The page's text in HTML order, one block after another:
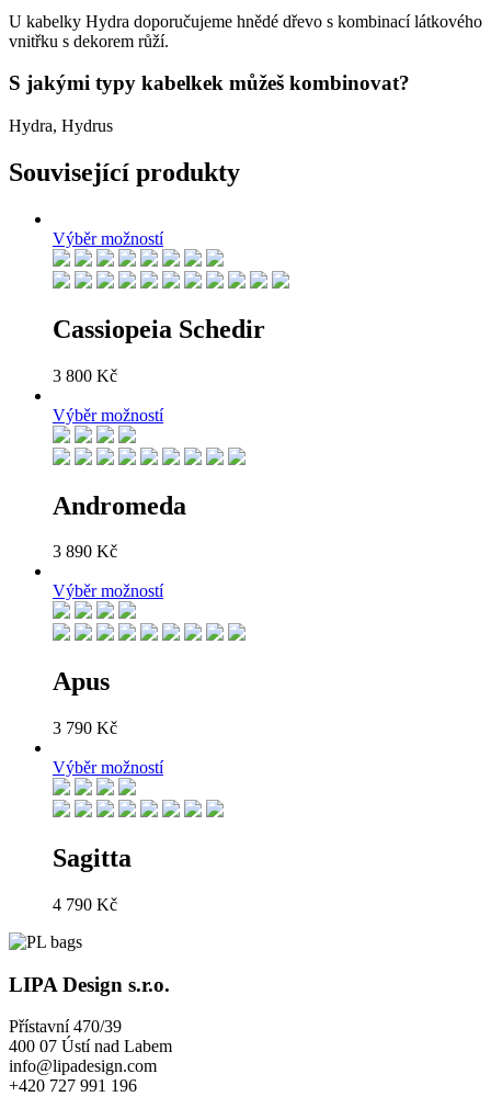
U kabelky Hydra doporučujeme hnědé dřevo s kombinací látkového
vnitřku s dekorem růží.
S jakými typy kabelkek můžeš kombinovat?
Hydra, Hydrus
Související produkty
Výběr možností
Cassiopeia Schedir
3 800 Kč
Výběr možností
Andromeda
3 890 Kč
Výběr možností
Apus
3 790 Kč
Výběr možností
Sagitta
4 790 Kč
LIPA Design s.r.o.
Přístavní 470/39
400 07 Ústí nad Labem
info@lipadesign.com
+420 727 991 196